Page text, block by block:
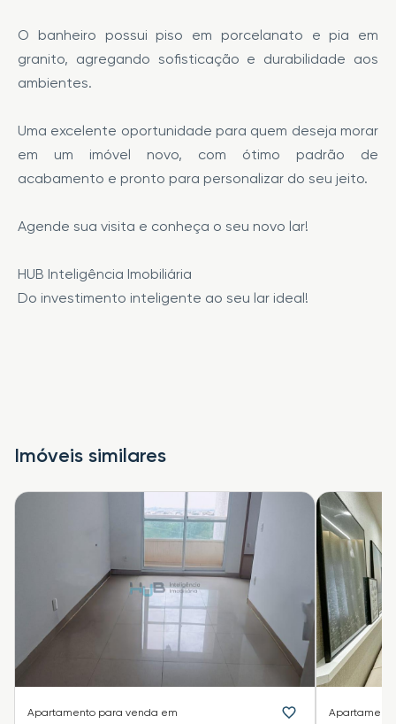
O banheiro possui piso em porcelanato e pia em
granito, agregando sofisticação e durabilidade aos
ambientes.
Uma excelente oportunidade para quem deseja morar
em um imóvel novo, com ótimo padrão de
acabamento e pronto para personalizar do seu jeito.
Agende sua visita e conheça o seu novo lar!
HUB Inteligência Imobiliária
Do investimento inteligente ao seu lar ideal!
Imóveis similares
Apartamento para venda em